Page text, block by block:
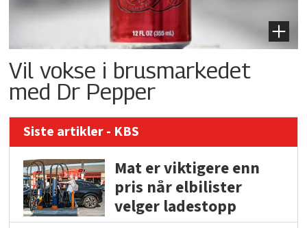
Vil vokse i brusmarkedet
med Dr Pepper
Siste artikler - KBS
Mat er viktigere enn
pris når elbilister
velger ladestopp